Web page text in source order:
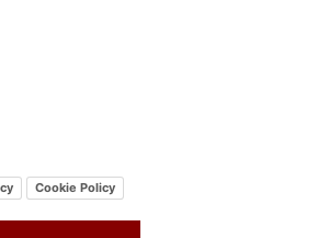
Cookie Policy